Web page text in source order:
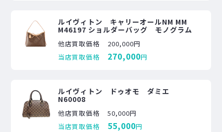
ルイヴィトン キャリーオールNM MM
M46197 ショルダーバッグ モノグラム
他店買取価格
200,000円
当店買取価格
270,000円
ルイヴィトン ドゥオモ ダミエ
N60008
他店買取価格
50,000円
当店買取価格
55,000円